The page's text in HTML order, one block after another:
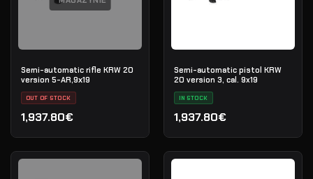
Semi-automatic rifle KRW 20
version 5-AR,9х19
OUT OF STOCK
1,937.80€
Semi-automatic pistol KRW
20 version 3, cal. 9x19
IN STOCK
1,937.80€